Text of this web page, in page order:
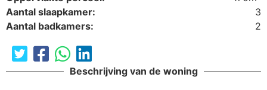
Aantal slaapkamer:
3
Aantal badkamers:
2
Beschrijving van de woning